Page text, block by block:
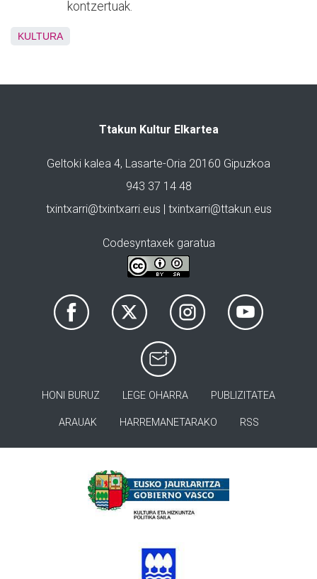
kontzertuak.
KULTURA
Ttakun Kultur Elkartea
Geltoki kalea 4, Lasarte-Oria 20160 Gipuzkoa
943 37 14 48
txintxarri@txintxarri.eus | txintxarri@ttakun.eus
Codesyntaxek garatua
HONI BURUZ LEGE OHARRA PUBLIZITATEA
ARAUAK HARREMANETARAKO RSS